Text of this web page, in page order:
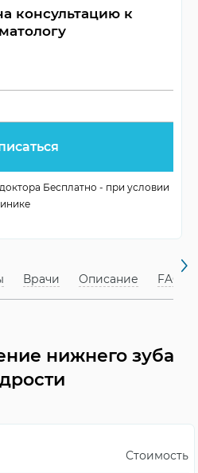
Диагностика и
операция
Зависит от сложности
Заживление раны
консультацию к
Бесплатно - при условии
Врачи Описание FAQ
нижнего зуба
Стоимость